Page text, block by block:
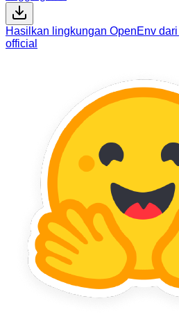
Hasilkan lingkungan OpenEnv
official